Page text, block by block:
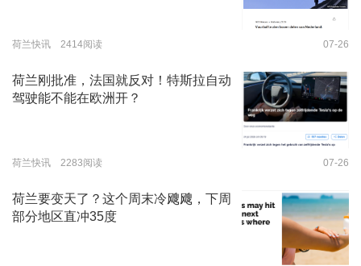
荷兰快讯 2414阅读 07-26
荷兰刚批准，法国就反对！特斯拉自动
驾驶能不能在欧洲开？
荷兰快讯 2283阅读 07-26
荷兰要变天了？这个周末冷飕飕，下周
部分地区直冲35度